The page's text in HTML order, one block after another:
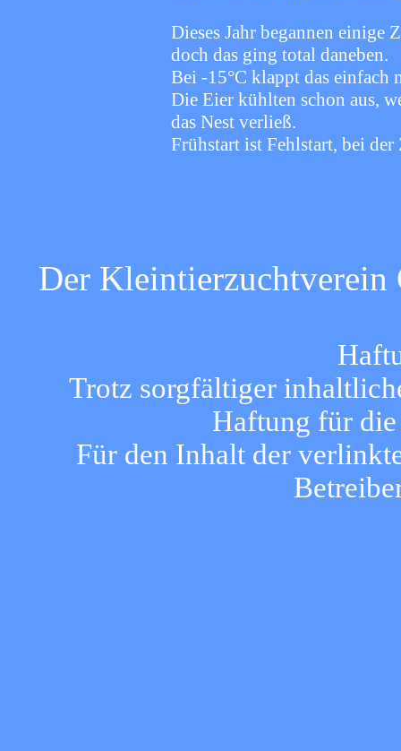
Dieses Jahr begannen einige
doch das ging total daneben.
Bei -15°C klappt das einfach
Die Eier kühlten schon aus,
das Nest verließ.
Frühstart ist Fehlstart, bei
Der Kleintierzuchtverein
Trotz sorgfältiger
Haftung für
Für den Inhalt der